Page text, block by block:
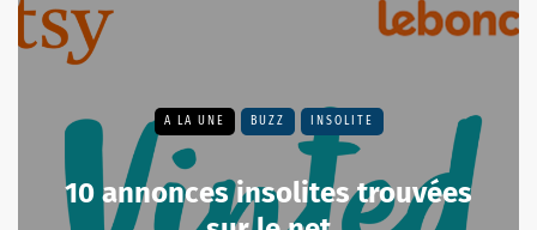
A LA UNE BUZZ INSOLITE
10 annonces insolites trouvées